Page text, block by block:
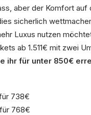
aber der Komfort auf
sicherlich
Luxus nutzen
ab 1.511€ mit zwei
ihr für unter 850€
738€
768€